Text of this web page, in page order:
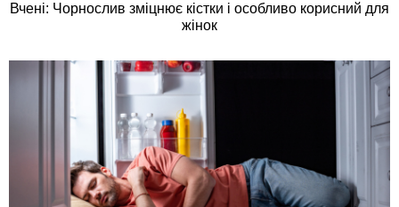
Вчені: Чорнослив зміцнює кістки і особливо корисний для
жінок